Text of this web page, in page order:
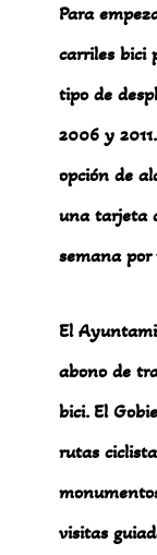
Para
carriles bici
tipo de
2006 y
opción de
una tarjeta
semana por
El
abono de
bici. El
rutas
visitas